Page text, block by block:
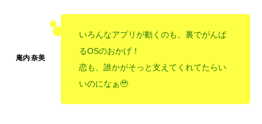
いろんなアプリが動くのも、裏でがんば
るOSのおかげ！
恋も、誰かがそっと支えてくれてたらい
いのになぁ🥹